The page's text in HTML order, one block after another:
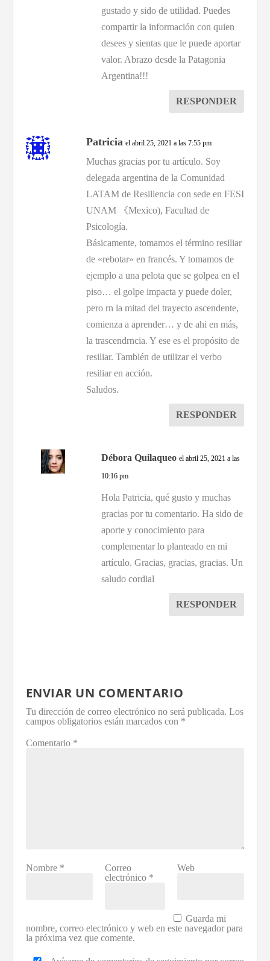
gustado y sido de utilidad. Puedes
compartir la información con quien
desees y sientas que le puede aportar
valor. Abrazo desde la Patagonia
Argentina!!!
RESPONDER
Patricia el abril 25, 2021 a las 7:55 pm
Muchas gracias por tu artículo. Soy
delegada argentina de la Comunidad
LATAM de Resiliencia con sede en FESI
UNAM 《Mexico), Facultad de
Psicología.
Básicamente, tomamos el término resiliar
de «rebotar» en francés. Y tomamos de
ejemplo a una pelota que se golpea en el
piso… el golpe impacta y puede doler,
pero rn la mitad del trayecto ascendente,
comienza a aprender… y de ahi en más,
la trascendrncia. Y ese es el propósito de
resiliar. También de utilizar el verbo
resiliar en acción.
Saludos.
RESPONDER
Débora Quilaqueo el abril 25, 2021 a las
10:16 pm
Hola Patricia, qué gusto y muchas
gracias por tu comentario. Ha sido de
aporte y conocimiento para
complementar lo planteado en mi
artículo. Gracias, gracias, gracias. Un
saludo cordial
RESPONDER
ENVIAR UN COMENTARIO
Tu dirección de correo electrónico no será publicada. Los
campos obligatorios están marcados con *
Comentario *
Nombre *
Correo
electrónico *
Web
Guarda mi
nombre, correo electrónico y web en este navegador para
la próxima vez que comente.